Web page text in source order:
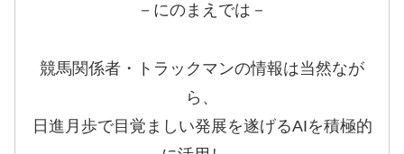
－にのまえでは－
競馬関係者・トラックマンの情報は当然なが
ら、
日進月歩で目覚ましい発展を遂げるAIを積極的